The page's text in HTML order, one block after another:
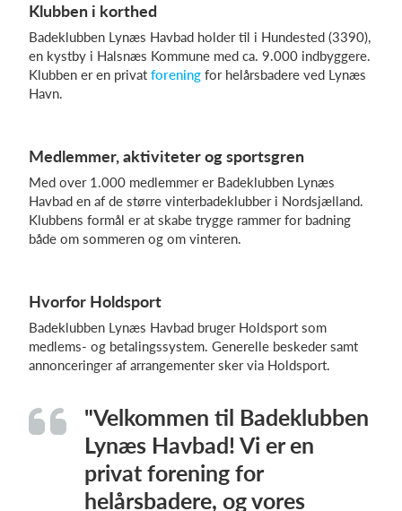
Kalender
Kontingentopkrævning
Hjemmeside
Hvad koster det?
Log på
Klubben i korthed
Badeklubben Lynæs Havbad holder til i Hundested (3390),
en kystby i Halsnæs Kommune med ca. 9.000 indbyggere.
Klubben er en privat forening for helårsbadere ved Lynæs
Havn.
Medlemmer, aktiviteter og sportsgren
Med over 1.000 medlemmer er Badeklubben Lynæs
Havbad en af de større vinterbadeklubber i Nordsjælland.
Klubbens formål er at skabe trygge rammer for badning
både om sommeren og om vinteren.
Hvorfor Holdsport
Badeklubben Lynæs Havbad bruger Holdsport som
medlems- og betalingssystem. Generelle beskeder samt
annonceringer af arrangementer sker via Holdsport.
"Velkommen til Badeklubben
Lynæs Havbad! Vi er en
privat forening for
helårsbadere, og vores